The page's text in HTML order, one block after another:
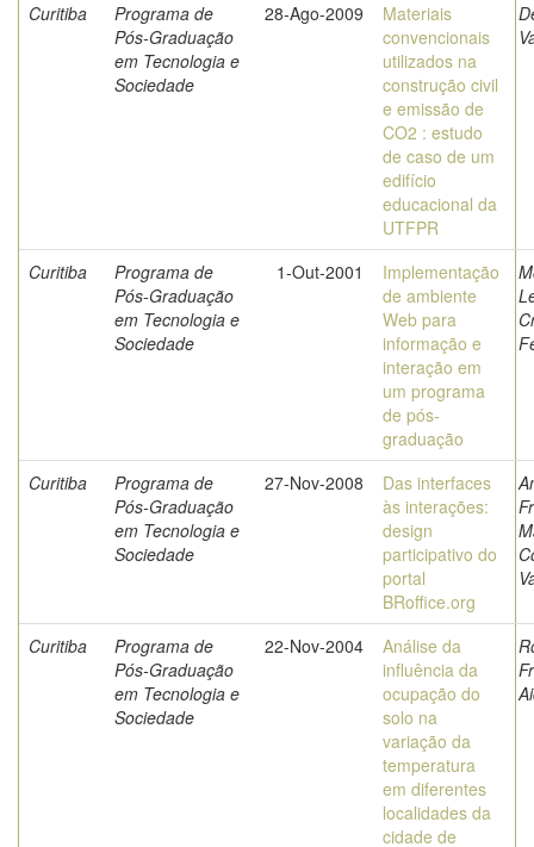
Curitiba
Programa de
Pós-Graduação
em Tecnologia e
Sociedade
28-Ago-2009
Materiais
convencionais
utilizados na
construção civil
e emissão de
CO2 : estudo
de caso de um
edifício
educacional da
UTFPR
Curitiba
Programa de
Pós-Graduação
em Tecnologia e
Sociedade
1-Out-2001
Implementação
de ambiente
Web para
informação e
interação em
um programa
de pós-
graduação
Curitiba
Programa de
Pós-Graduação
em Tecnologia e
Sociedade
27-Nov-2008
Das interfaces
às interações:
design
participativo do
portal
BRoffice.org
Curitiba
Programa de
Pós-Graduação
em Tecnologia e
Sociedade
22-Nov-2004
Análise da
influência da
ocupação do
solo na
variação da
temperatura
em diferentes
localidades da
cidade de